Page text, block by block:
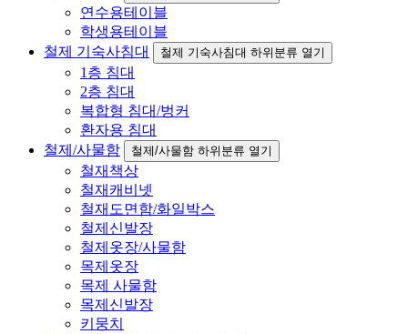
연수용테이블
학생용테이블
철제 기숙사침대
철제 기숙사침대 하위분류 열기
1층 침대
2층 침대
복합형 침대/벙커
환자용 침대
철제/사물함
철제/사물함 하위분류 열기
철재책상
철재캐비넷
철재도면함/화일박스
철제신발장
철제옷장/사물함
목제옷장
목제 사물함
목제신발장
키뭉치